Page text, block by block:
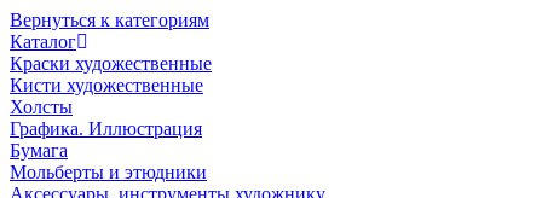
Вернуться к категориям
Каталог
Краски художественные
Кисти художественные
Холсты
Графика. Иллюстрация
Бумага
Мольберты и этюдники
Аксессуары, инструменты художнику